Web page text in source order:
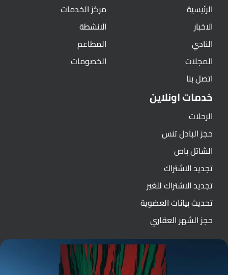
الرئيسية
الاخبار
النادي
المجلات
اتصل بنا
مركز الخدمات
الانشطة
المطاعم
الخصومات
خدمات اونلاين
الرحلات
حجز البادل تنس
الشاتل باص
تجديد الاشتراك
تجديد الاشتراك للغير
تحديث بيانات العضوية
حجز الشهر العقاري